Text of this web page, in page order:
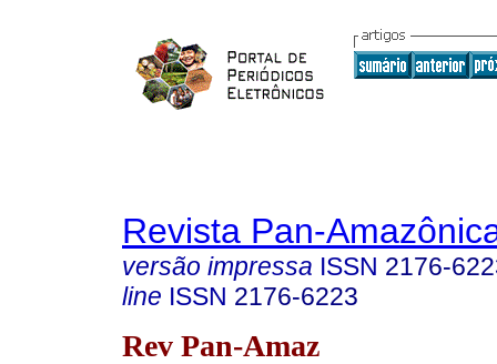
Revista Pan-
versão impressa ISSN 2176-
line ISSN 2176-6223
Rev Pan-Amaz